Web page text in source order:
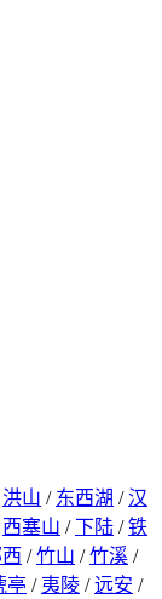
洪山 / 东西湖 /汉
西塞山 /下陆 /铁
/竹山 /竹溪 /
亭 / 夷陵 /远安 /